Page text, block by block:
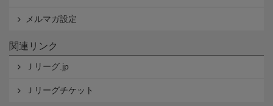
メルマガ設定
関連リンク
Ｊリーグ.jp
Ｊリーグチケット